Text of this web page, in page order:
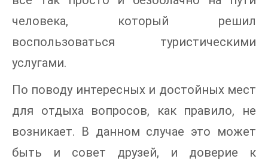
человека, который решил
воспользоваться туристическими
услугами.
По поводу интересных и достойных мест
для отдыха вопросов, как правило, не
возникает. В данном случае это может
быть и совет друзей, и доверие к